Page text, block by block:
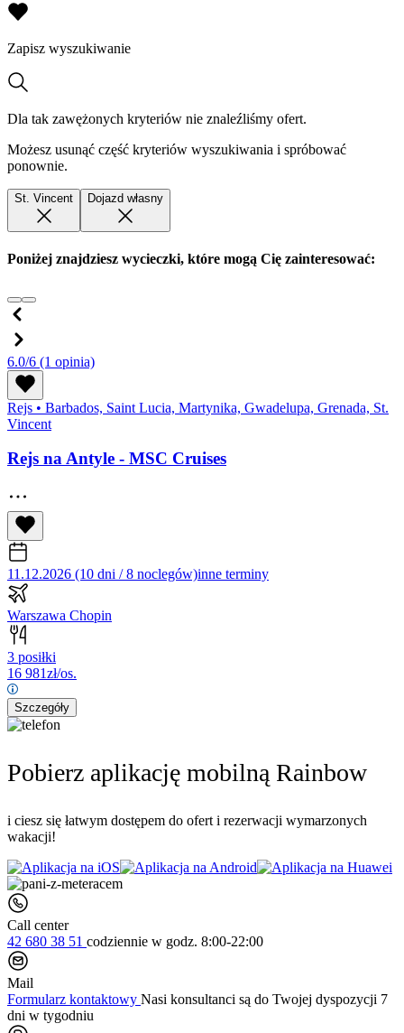
Zapisz wyszukiwanie
Dla tak zawężonych kryteriów nie znaleźliśmy ofert.
Możesz usunąć część kryteriów wyszukiwania i spróbować
ponownie.
St. Vincent Dojazd własny
Poniżej znajdziesz wycieczki, które mogą Cię zainteresować:
6.0/6 (1 opinia)
Rejs • Barbados, Saint Lucia, Martynika, Gwadelupa, Grenada, St.
Vincent
Rejs na Antyle - MSC Cruises
11.12.2026 (10 dni / 8 noclegów)inne terminy
Warszawa Chopin
3 posiłki
16 981zł/os.
Szczegóły
Pobierz aplikację mobilną Rainbow
i ciesz się łatwym dostępem do ofert i rezerwacji wymarzonych
wakacji!
Call center
42 680 38 51 codziennie w godz. 8:00-22:00
Mail
Formularz kontaktowy Nasi konsultanci są do Twojej dyspozycji 7
dni w tygodniu